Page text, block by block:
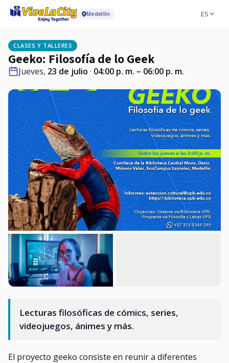
Medellín ES
CLASES Y TALLERES
Geeko: Filosofía de lo Geek
Jueves, 23 de julio · 04:00 p. m. – 06:00 p. m.
Lecturas filosóficas de cómics, series,
videojuegos, ánimes y más.
El proyecto geeko consiste en reunir a diferentes